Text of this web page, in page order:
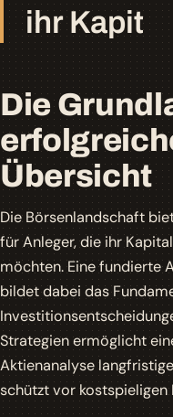
ihr Kapit
Die
Übersicht
Die Börsenlandschaft
für Anleger, die ihr
möchten. Eine fundierte
bildet dabei das
Strategien ermöglicht
Aktienanalyse
schützt vor kostspieligen